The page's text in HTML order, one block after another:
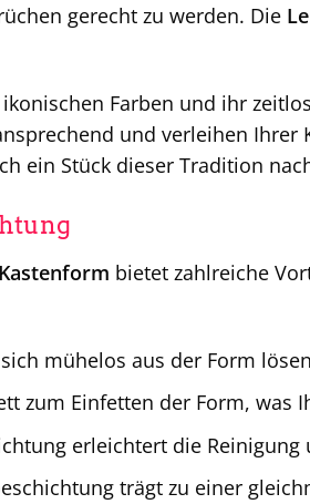
gerecht zu werden. Die
Farben und ihr
und verleihen Ihrer
ein Stück dieser Tradition
bietet zahlreiche
mühelos aus der Form
zum Einfetten der Form, was
erleichtert die
trägt zu einer